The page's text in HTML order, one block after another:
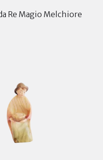
Re Magio Melchiore